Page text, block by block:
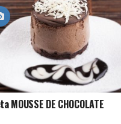
MOUSSE DE CHOCOLATE